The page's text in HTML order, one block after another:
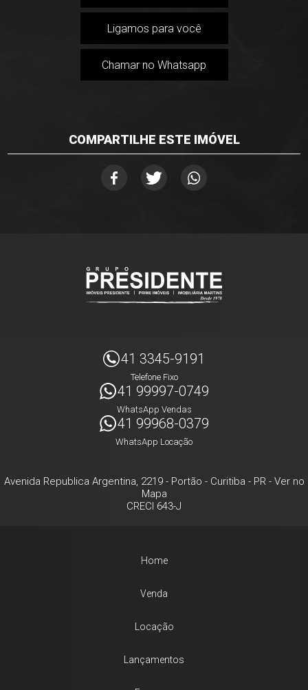
Ligamos para você
Chamar no Whatsapp
COMPARTILHE ESTE IMÓVEL
41 3345-9191
Telefone Fixo
41 99997-0749
WhatsApp Vendas
41 99968-0379
WhatsApp Locação
Avenida Republica Argentina, 2219- Portão - Curitiba - PR- Ver no
Mapa
CRECI 643-J
Home
Venda
Locação
Lançamentos